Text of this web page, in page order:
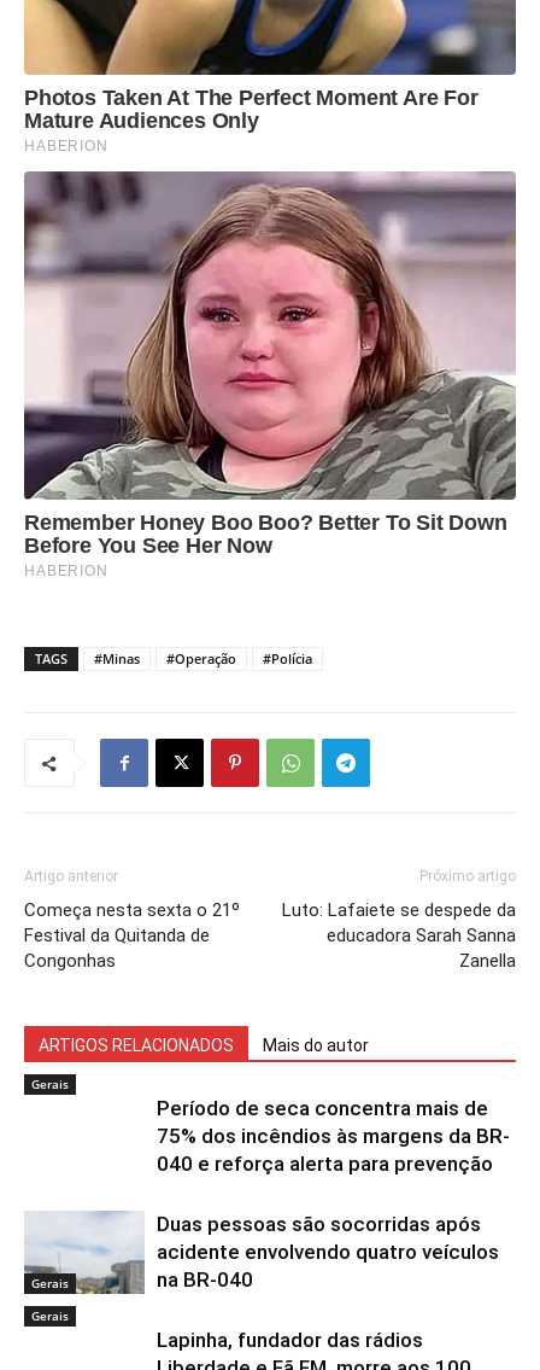
TAGS #Minas #Operação #Polícia
Artigo anterior
Começa nesta sexta o 21º
Festival da Quitanda de
Congonhas
Próximo artigo
Luto: Lafaiete se despede da
educadora Sarah Sanna
Zanella
ARTIGOS RELACIONADOS Mais do autor
Gerais
Período de seca concentra mais de
75% dos incêndios às margens da BR-
040 e reforça alerta para prevenção
Gerais
Duas pessoas são socorridas após
acidente envolvendo quatro veículos
na BR-040
Gerais
Lapinha, fundador das rádios